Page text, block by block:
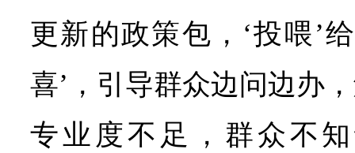
更新的政策包，‘投喂’
喜’，引导群众边问边办
专业度不足，群众不